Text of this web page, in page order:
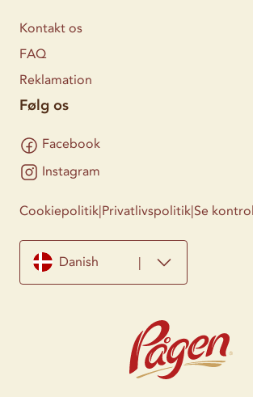
Kontakt os
FAQ
Reklamation
Følg os
Facebook
Instagram
Cookiepolitik|Privatlivspolitik|Se
Danish |